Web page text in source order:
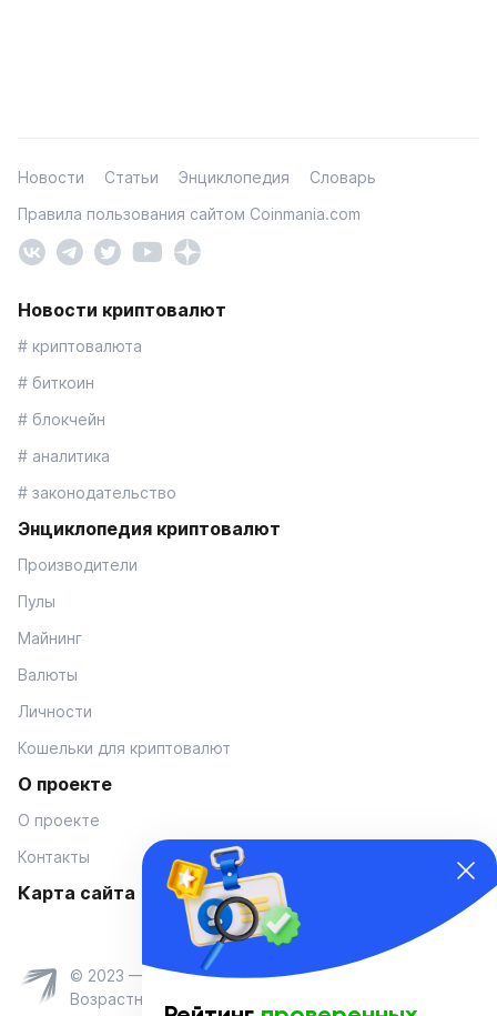
Новости Статьи Энциклопедия
Словарь
Правила пользования сайтом Coinmania.com
Новости криптовалют
# криптовалюта
# биткоин
# блокчейн
# аналитика
# законодательство
Энциклопедия криптовалют
Производители
Пулы
Майнинг
Валюты
Личности
Кошельки для криптовалют
О проекте
О проекте
Контакты
Карта сайта
© 2023 — Coinmania
Возрастное ограничение 16+